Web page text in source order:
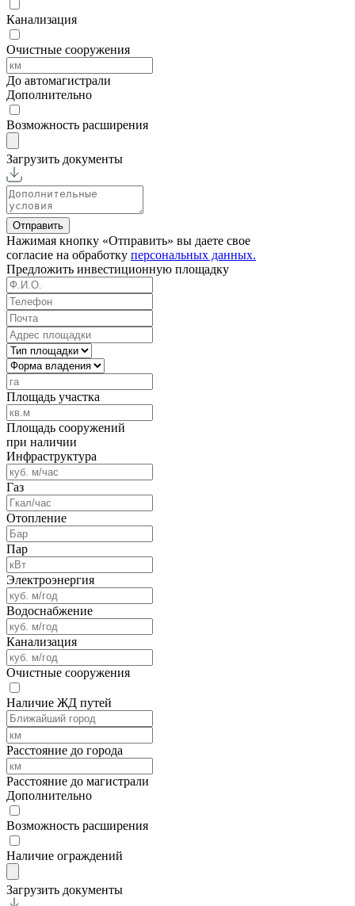
Канализация
Очистные сооружения
До автомагистрали
Дополнительно
Возможность расширения
Загрузить документы
Отправить
Нажимая кнопку «Отправить» вы даете свое
согласие на обработку персональных данных.
Предложить инвестиционную площадку
Площадь участка
Площадь сооружений
при наличии
Инфраструктура
Газ
Отопление
Пар
Электроэнергия
Водоснабжение
Канализация
Очистные сооружения
Наличие ЖД путей
Расстояние до города
Расстояние до магистрали
Дополнительно
Возможность расширения
Наличие ограждений
Загрузить документы